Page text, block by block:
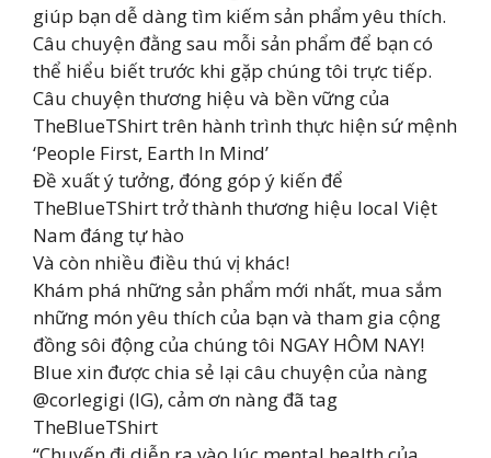
giúp bạn dễ dàng tìm kiếm sản phẩm yêu thích.
Câu chuyện đằng sau mỗi sản phẩm để bạn có
thể hiểu biết trước khi gặp chúng tôi trực tiếp.
Câu chuyện thương hiệu và bền vững của
TheBlueTShirt trên hành trình thực hiện sứ mệnh
‘People First, Earth In Mind’
Đề xuất ý tưởng, đóng góp ý kiến để
TheBlueTShirt trở thành thương hiệu local Việt
Nam đáng tự hào
Và còn nhiều điều thú vị khác!
Khám phá những sản phẩm mới nhất, mua sắm
những món yêu thích của bạn và tham gia cộng
đồng sôi động của chúng tôi NGAY HÔM NAY!
Blue xin được chia sẻ lại câu chuyện của nàng
@corlegigi (IG), cảm ơn nàng đã tag
TheBlueTShirt